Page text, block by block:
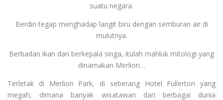
suatu negara.
Berdiri tegap menghadap langit biru dengan semburan air di
mulutnya.
Berbadan ikan dan berkepala singa, itulah mahluk mitologi yang
dinamakan Merlion…
Terletak di Merlion Park, di seberang Hotel Fullerton yang
megah, dimana banyak wisatawan dari berbagai dunia